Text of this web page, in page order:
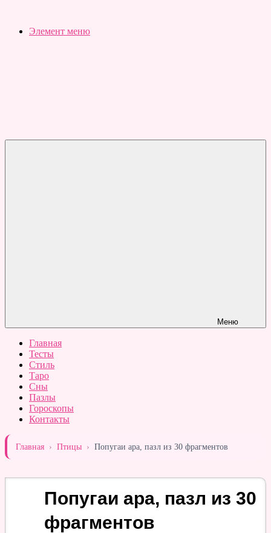
Элемент меню
Меню
Главная
Тесты
Стиль
Таро
Сны
Пазлы
Гороскопы
Контакты
Главная › Птицы › Попугаи ара, пазл из 30 фрагментов
Попугаи ара, пазл из 30
фрагментов